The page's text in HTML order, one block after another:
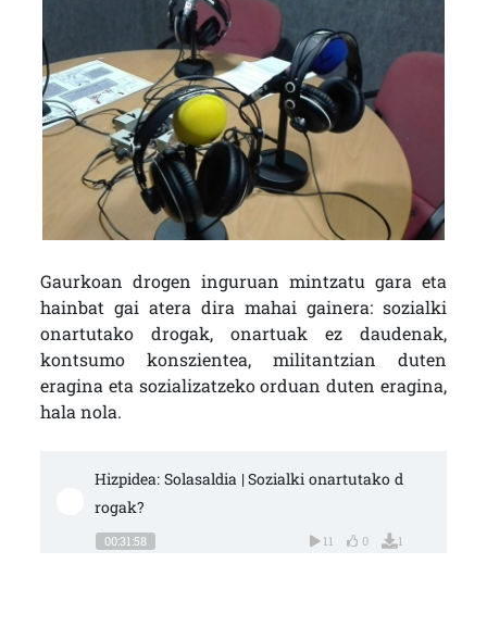
Gaurkoan drogen inguruan mintzatu gara eta
hainbat gai atera dira mahai gainera: sozialki
onartutako drogak, onartuak ez daudenak,
kontsumo konszientea, militantzian duten
eragina eta sozializatzeko orduan duten eragina,
hala nola.
Hizpidea: Solasaldia | Sozialki onartutako d
rogak?
00:31:58 11 0 1